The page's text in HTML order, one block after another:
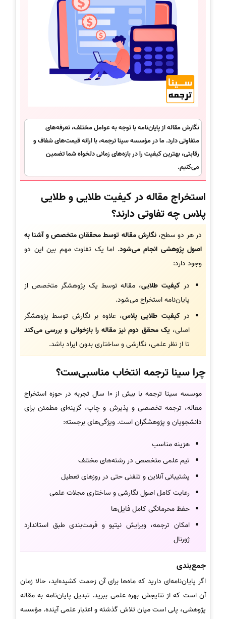
نگارش مقاله از پایان‌نامه با توجه به عوامل مختلف، تعرفه‌های
متفاوتی دارد. ما در مؤسسه سینا ترجمه، با ارائه قیمت‌های شفاف و
رقابتی، بهترین کیفیت را در بازه‌های زمانی دلخواه شما تضمین
می‌کنیم.
استخراج مقاله در کیفیت طلایی و طلایی
پلاس چه تفاوتی دارند؟
در هر دو سطح،نگارش مقاله توسط محققان متخصص و آشنا به
اصول پژوهشی انجام می‌شود. اما یک تفاوت مهم بین این دو
وجود دارد:
در کیفیت طلایی، مقاله توسط یک پژوهشگر متخصص از
پایان‌نامه استخراج می‌شود.
در کیفیت طلایی پلاس، علاوه بر نگارش توسط پژوهشگر
اصلی،یک محقق دوم نیز مقاله را بازخوانی و بررسی می‌کند
تا از نظر علمی، نگارشی و ساختاری بدون ایراد باشد.
چرا سینا ترجمه انتخاب مناسبی‌ست؟
موسسه سینا ترجمه با بیش از 10 سال تجربه در حوزه استخراج
مقاله، ترجمه تخصصی و پذیرش و چاپ، گزینه‌ای مطمئن برای
دانشجویان و پژوهشگران است. ویژگی‌های برجسته:
هزینه مناسب
تیم علمی متخصص در رشته‌های مختلف
پشتیبانی آنلاین و تلفنی حتی در روزهای تعطیل
رعایت کامل اصول نگارشی و ساختاری مجلات علمی
حفظ محرمانگی کامل فایل‌ها
امکان ترجمه، ویرایش نیتیو و فرمت‌بندی طبق استاندارد
ژورنال
جمع‌بندی
اگر پایان‌نامه‌ای دارید که ماه‌ها برای آن زحمت کشیده‌اید، حالا زمان
آن است که از نتایجش بهره علمی ببرید. تبدیل پایان‌نامه به مقاله
پژوهشی، پلی است میان تلاش گذشته و اعتبار علمی آینده. مؤسسه